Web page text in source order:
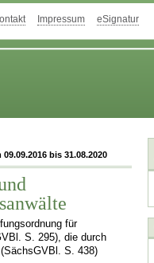
Impressum eSignatur
bis 31.08.2020
für
S. 295), die durch
S. 438)